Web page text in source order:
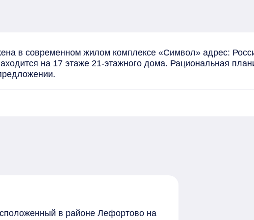
в современном жилом комплексе «Символ» адрес:
на 17 этаже 21-этажного дома. Рациональная
в районе Лефортово на